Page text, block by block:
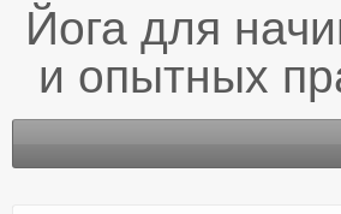
Йога для
и опытных